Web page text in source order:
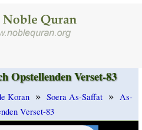
Opstellenden Verset-83
Koran » Soera As-Saffat » As-
Verset-83